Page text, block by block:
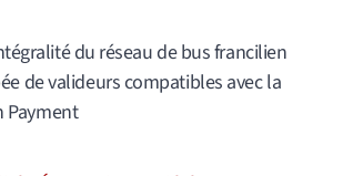
du réseau de bus francilien
de valideurs compatibles avec la
Payment